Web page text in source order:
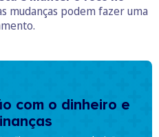
mudanças podem fazer uma
com o dinheiro e